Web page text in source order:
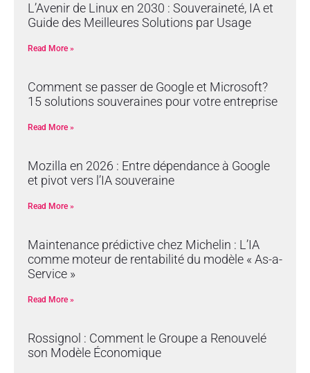
L’Avenir de Linux en 2030 : Souveraineté, IA et
Guide des Meilleures Solutions par Usage
Read More »
Comment se passer de Google et Microsoft?
15 solutions souveraines pour votre entreprise
Read More »
Mozilla en 2026 : Entre dépendance à Google
et pivot vers l’IA souveraine
Read More »
Maintenance prédictive chez Michelin : L’IA
comme moteur de rentabilité du modèle « As-a-
Service »
Read More »
Rossignol : Comment le Groupe a Renouvelé
son Modèle Économique